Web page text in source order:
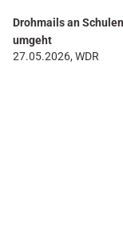
Drohmails an
umgeht
27.05.2026, WDR